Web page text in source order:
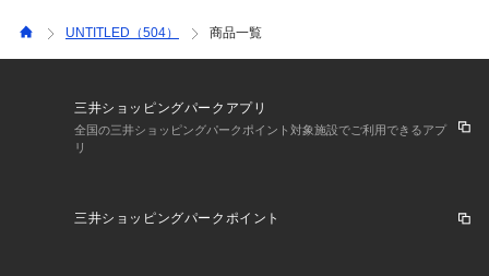
UNTITLED（504） 商品一覧
三井ショッピングパークアプリ
全国の三井ショッピングパークポイント対象施設でご利用できるアプ
リ
三井ショッピングパークポイント